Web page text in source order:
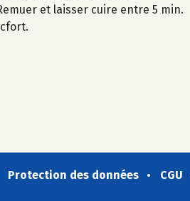
et laisser cuire entre 5 min.
Protection des données CGU